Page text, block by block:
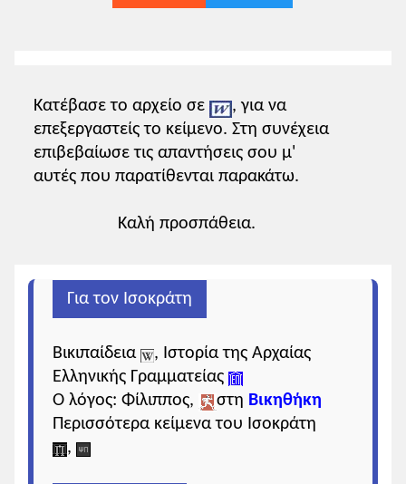
Κατέβασε το αρχείο σε
, για να
επεξεργαστείς το κείμενο. Στη συνέχεια
επιβεβαίωσε τις απαντήσεις σου μ'
αυτές που παρατίθενται παρακάτω.
Καλή προσπάθεια.
Για τον Ισοκράτη
Βικιπαίδεια
, Ιστορία της Αρχαίας
Ελληνικής Γραμματείας
Ο λόγος: Φίλιππος,
στη Βικηθήκη
Περισσότερα κείμενα του Ισοκράτη
,